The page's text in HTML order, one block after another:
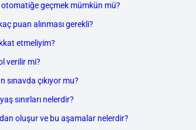
geçmek mümkün mü?
puan alınması gerekli?
etmeliyim?
verilir mi?
sınavda çıkıyor mu?
sınırları nelerdir?
oluşur ve bu aşamalar nelerdir?